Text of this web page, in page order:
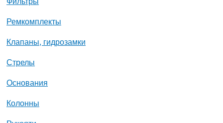
Ремкомплекты
Клапаны, гидрозамки
Стрелы
Основания
Колонны